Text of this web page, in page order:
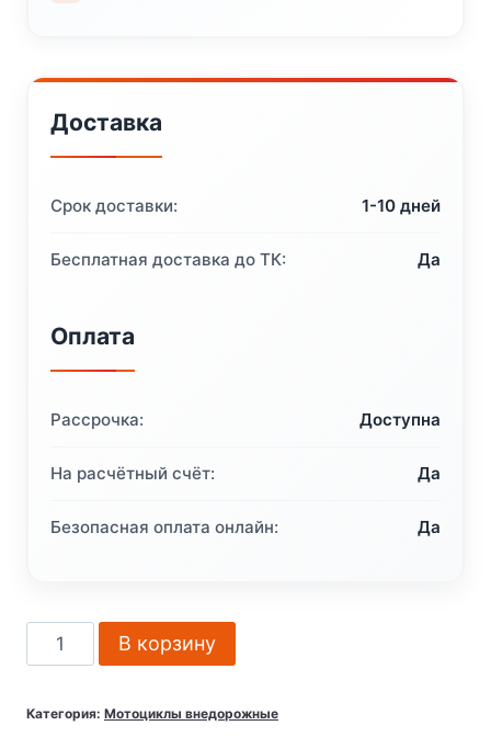
Доставка
Срок доставки: 1-10 дней
Бесплатная доставка до ТК: Да
Оплата
Рассрочка: Доступна
На расчётный счёт: Да
Безопасная оплата онлайн: Да
Количество
товара
кроссовый
В корзину
Категория: Мотоциклы внедорожные